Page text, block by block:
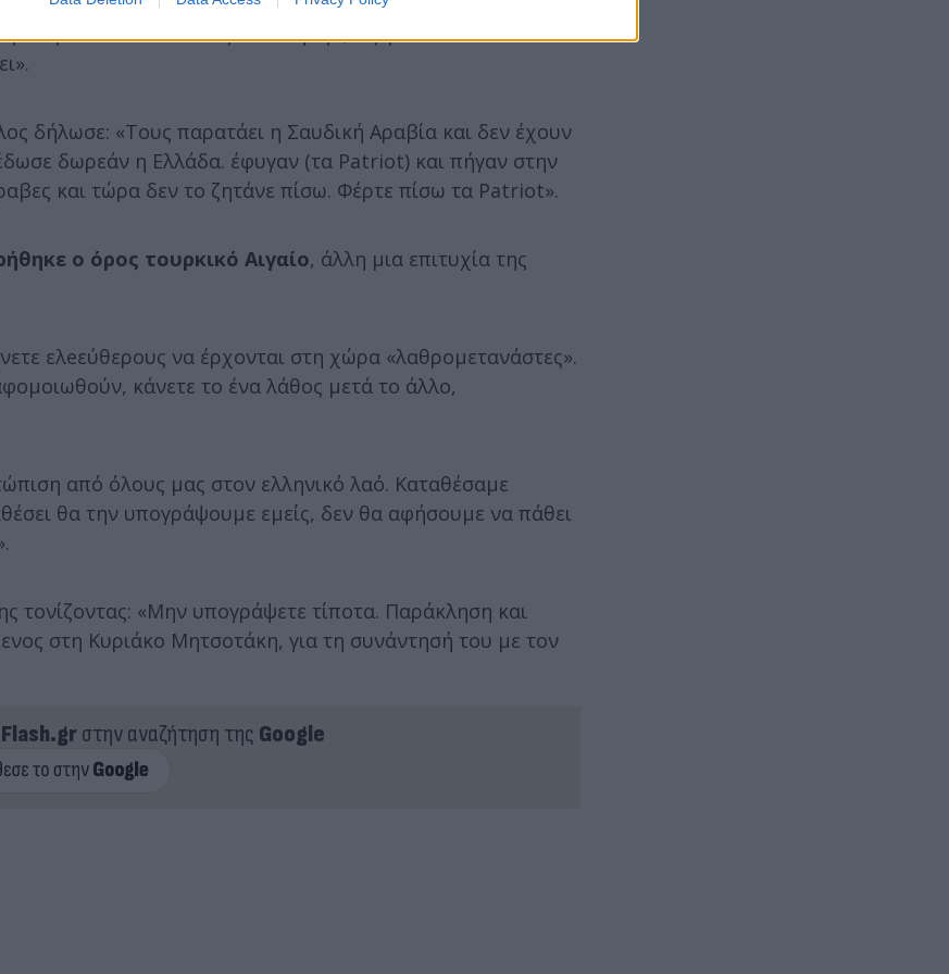
ΥΠΕΞ των ΗΠΑς Γιατί έφυγε; Ήξερε τί θα ακούσει και
δήλωσε: «Τους παρατάει η Σαυδική Αραβία και δεν έχουν
δωρεάν η Ελλάδα. έφυγαν (τα Patriot) και πήγαν στην
και τώρα δεν το ζητάνε πίσω. Φέρτε πίσω τα Patriot».
ο όρος τουρκικό Αιγαίο, άλλη μια επιτυχία της
ελeεύθερους να έρχονται στη χώρα «λαθρομετανάστες».
κάνετε το ένα λάθος μετά το άλλο,
από όλους μας στον ελληνικό λαό. Καταθέσαμε
θα την υπογράψουμε εμείς, δεν θα αφήσουμε να πάθει
τονίζοντας: «Μην υπογράψετε τίποτα. Παράκληση και
στη Κυριάκο Μητσοτάκη, για τη συνάντησή του με τον
Flash.grστην αναζήτηση της Google